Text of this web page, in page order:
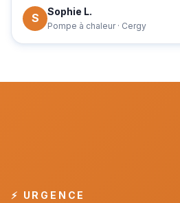
S Sophie L.
Pompe à chaleur · Cergy
⚡ URGENCE